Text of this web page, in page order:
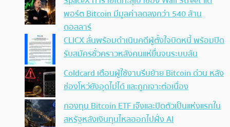
พอร์ต Bitcoin มีมูลค่าลดลงกว่า 540 ล้าน
ดอลลาร์
CLICX ลั่นพร้อมดำเนินคดีผู้ตั้งใจบิดหนี้ พร้อมปิด
รับสมัครชั่วคราวหลังคนแห่ยื่นจนระบบล้น
Coldcard เตือนผู้ใช้งานรีบย้าย Bitcoin ด่วน หลัง
ช่องโหว่ยังอุดไม่ได้ และถูกเจาะต่อเนื่อง
กองทุน Bitcoin ETF เจ๊งและปิดตัวเป็นแห่งแรกใน
สหรัฐหลังเงินทุนไหลออกไปฝั่ง AI